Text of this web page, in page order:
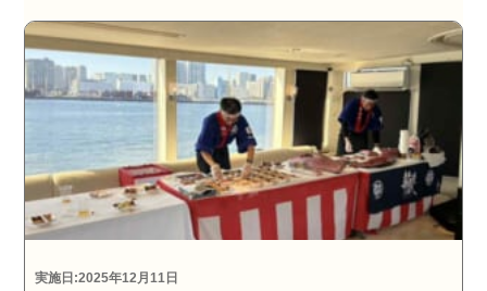
実施日:2025年12月11日